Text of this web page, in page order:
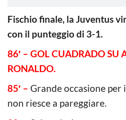
Fischio finale, la Juventus
con il punteggio di 3-1.
86′ – GOL CUADRADO SU
RONALDO.
85′ – Grande occasione
non riesce a pareggiare.